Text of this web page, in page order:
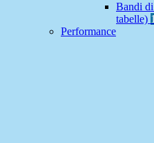
Bandi
tabelle) 1
Performance